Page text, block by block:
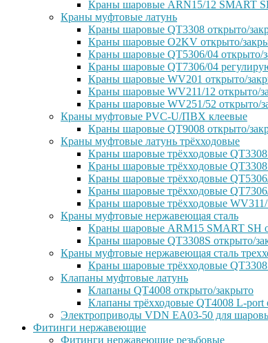
Краны шаровые ARN15/12 SMART
Краны муфтовые латунь
Краны шаровые QT3308 открыто/
Краны шаровые O2KV открыто/
Краны шаровые QT5306/04 открыто/
Краны шаровые QT7306/04
Краны шаровые WV201 открыто/
Краны шаровые WV211/12 открыто/
Краны шаровые WV251/52 открыто/
Краны муфтовые PVC-U/ПВХ клеевые
Краны шаровые QT9008 открыто/
Краны муфтовые латунь трёхходовые
Краны шаровые трёхходовые
Краны шаровые трёхходовые
Краны шаровые трёхходовые
Краны шаровые трёхходовые
Краны шаровые трёхходовые
Краны муфтовые нержавеющая сталь
Краны шаровые ARM15 SMART SH
Краны шаровые QT3308S открыто/
Краны муфтовые нержавеющая сталь
Краны шаровые трёхходовые
Клапаны муфтовые латунь
Клапаны QT4008 открыто/закрыто
Клапаны трёхходовые QT4008 L-port
Электроприводы VDN EA03-50 для
Фитинги нержавеющие
Фитинги нержавеющие резьбовые